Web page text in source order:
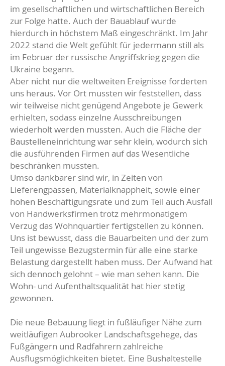
im gesellschaftlichen und wirtschaftlichen Bereich
zur Folge hatte. Auch der Bauablauf wurde
hierdurch in höchstem Maß eingeschränkt. Im Jahr
2022 stand die Welt gefühlt für jedermann still als
im Februar der russische Angriffskrieg gegen die
Ukraine begann.
Aber nicht nur die weltweiten Ereignisse forderten
uns heraus. Vor Ort mussten wir feststellen, dass
wir teilweise nicht genügend Angebote je Gewerk
erhielten, sodass einzelne Ausschreibungen
wiederholt werden mussten. Auch die Fläche der
Baustelleneinrichtung war sehr klein, wodurch sich
die ausführenden Firmen auf das Wesentliche
beschränken mussten.
Umso dankbarer sind wir, in Zeiten von
Lieferengpässen, Materialknappheit, sowie einer
hohen Beschäftigungsrate und zum Teil auch Ausfall
von Handwerksfirmen trotz mehrmonatigem
Verzug das Wohnquartier fertigstellen zu können.
Uns ist bewusst, dass die Bauarbeiten und der zum
Teil ungewisse Bezugstermin für alle eine starke
Belastung dargestellt haben muss. Der Aufwand hat
sich dennoch gelohnt – wie man sehen kann. Die
Wohn- und Aufenthaltsqualität hat hier stetig
gewonnen.
Die neue Bebauung liegt in fußläufiger Nähe zum
weitläufigen Aubrooker Landschaftsgehege, das
Fußgängern und Radfahrern zahlreiche
Ausflugsmöglichkeiten bietet. Eine Bushaltestelle